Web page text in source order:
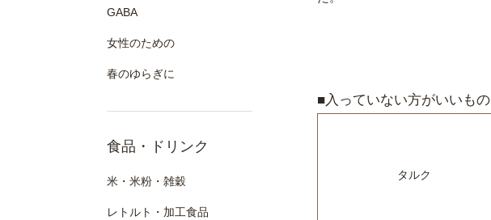
GABA
女性のための
春のゆらぎに
食品・ドリンク
米・米粉・雑穀
レトルト・加工食品
■入っていない方がいいもの
タルク